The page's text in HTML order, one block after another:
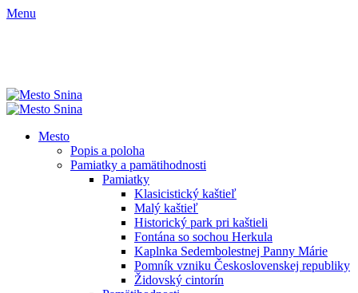
Menu
Mesto
Popis a poloha
Pamiatky a pamätihodnosti
Pamiatky
Klasicistický kaštieľ
Malý kaštieľ
Historický park pri kaštieli
Fontána so sochou Herkula
Kaplnka Sedembolestnej Panny Márie
Pomník vzniku Československej republiky
Židovský cintorín